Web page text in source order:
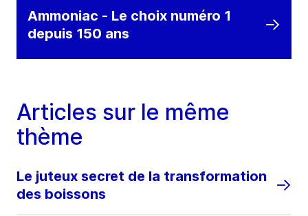
Ammoniac - Le choix numéro 1
depuis 150 ans
Articles sur le même
thème
Le juteux secret de la transformation
des boissons